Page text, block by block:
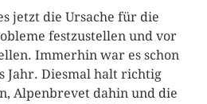
jetzt die Ursache für die
festzustellen und vor
Immerhin war es schon
Jahr. Diesmal halt richtig
Alpenbrevet dahin und die